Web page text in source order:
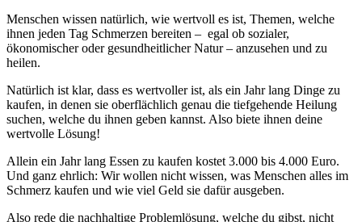
Menschen wissen natürlich, wie wertvoll es ist, Themen, welche
ihnen jeden Tag Schmerzen bereiten – egal ob sozialer,
ökonomischer oder gesundheitlicher Natur – anzusehen und zu
heilen.
Natürlich ist klar, dass es wertvoller ist, als ein Jahr lang Dinge zu
kaufen, in denen sie oberflächlich genau die tiefgehende Heilung
suchen, welche du ihnen geben kannst. Also biete ihnen deine
wertvolle Lösung!
Allein ein Jahr lang Essen zu kaufen kostet 3.000 bis 4.000 Euro.
Und ganz ehrlich: Wir wollen nicht wissen, was Menschen alles im
Schmerz kaufen und wie viel Geld sie dafür ausgeben.
Also rede die nachhaltige Problemlösung, welche du gibst, nicht